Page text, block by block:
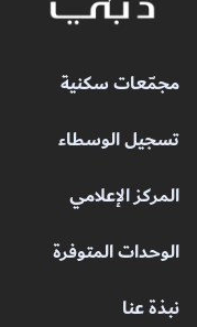
مجمّعات سكنية
تسجيل الوسطاء
المركز الإعلامي
الوحدات المتوفرة
نبذة عنا